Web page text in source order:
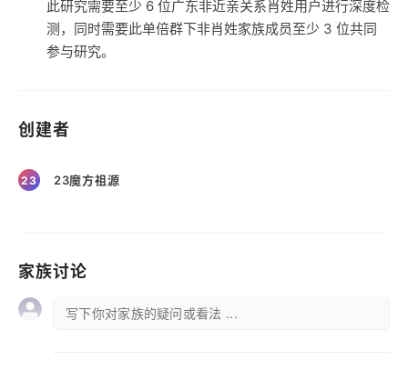
此研究需要至少 6 位广东非近亲关系肖姓用户进行深度检
测，同时需要此单倍群下非肖姓家族成员至少 3 位共同
参与研究。
创建者
23 23魔方祖源
家族讨论
写下你对家族的疑问或看法 ...